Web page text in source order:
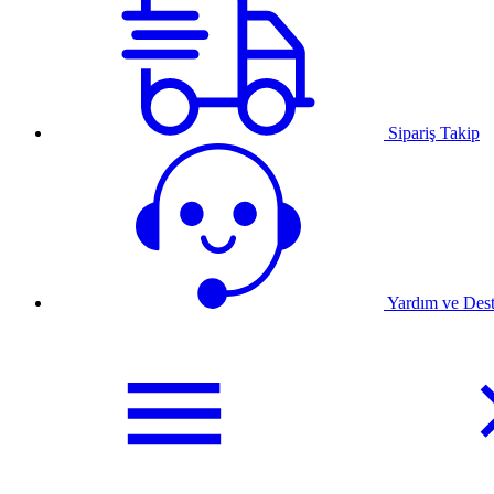
Sipariş Takip
Yardım ve